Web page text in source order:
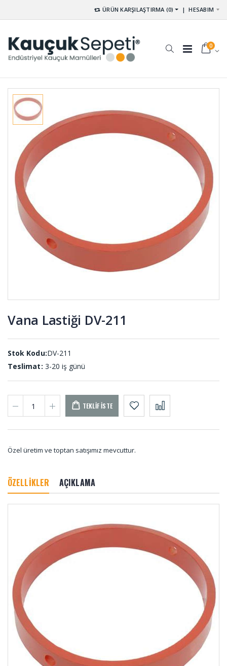
ÜRÜN KARŞILAŞTIRMA (0) |HESABIM
0
Vana Lastiği DV-211
Stok Kodu:DV-211
Teslimat: 3-20 iş günü
TEKLIF İSTE
Özel üretim ve toptan satışımız mevcuttur.
ÖZELLİKLER AÇIKLAMA
Takozları
TEK-001
Yuvarlak
Karton
Çekim
Lastiği 09-